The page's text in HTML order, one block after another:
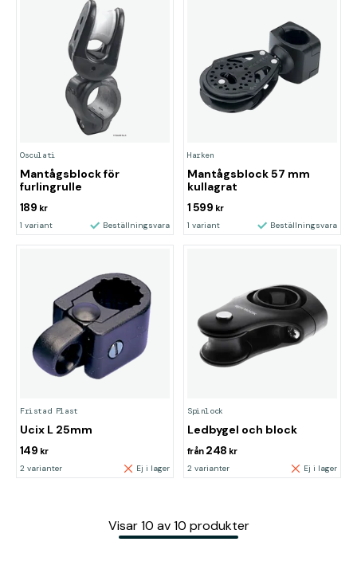
Osculati
Mantågsblock för
furlingrulle
189 kr
1 variant Beställningsvara
Harken
Mantågsblock 57 mm
kullagrat
1 599 kr
1 variant Beställningsvara
Fristad Plast
Ucix L 25mm
149 kr
2 varianter Ej i lager
Spinlock
Ledbygel och block
från 248 kr
2 varianter Ej i lager
Visar 10 av 10 produkter